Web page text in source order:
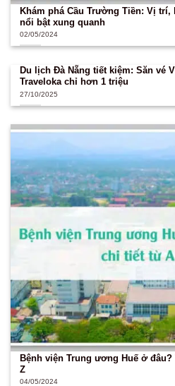
Khám phá Cầu Trường Tiền: Vị
nổi bật xung quanh
02/05/2024
Du lịch Đà Nẵng tiết kiệm: Săn vé
Traveloka chỉ hơn 1 triệu
27/10/2025
Bệnh viện Trung ương Huế ở
Z
04/05/2024